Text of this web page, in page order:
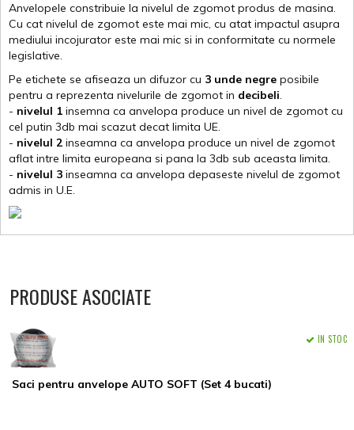
Anvelopele constribuie la nivelul de zgomot produs de masina.
Cu cat nivelul de zgomot este mai mic, cu atat impactul asupra
mediului incojurator este mai mic si in conformitate cu normele
legislative.
Pe etichete se afiseaza un difuzor cu 3 unde negre posibile
pentru a reprezenta nivelurile de zgomot in decibeli.
- nivelul 1 insemna ca anvelopa produce un nivel de zgomot cu
cel putin 3db mai scazut decat limita UE.
- nivelul 2 inseamna ca anvelopa produce un nivel de zgomot
aflat intre limita europeana si pana la 3db sub aceasta limita.
- nivelul 3 inseamna ca anvelopa depaseste nivelul de zgomot
admis in U.E.
PRODUSE ASOCIATE
Saci pentru anvelope AUTO SOFT (Set 4 bucati)
IN STOC